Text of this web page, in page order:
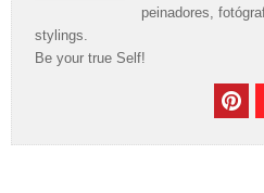
peinadores,
stylings.
Be your true Self!